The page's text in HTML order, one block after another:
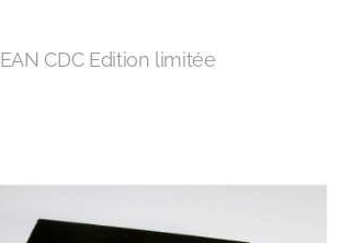
CDC Edition limitée